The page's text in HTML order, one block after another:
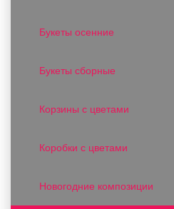
Букеты осенние
Букеты сборные
Корзины с цветами
Коробки с цветами
Новогодние композиции